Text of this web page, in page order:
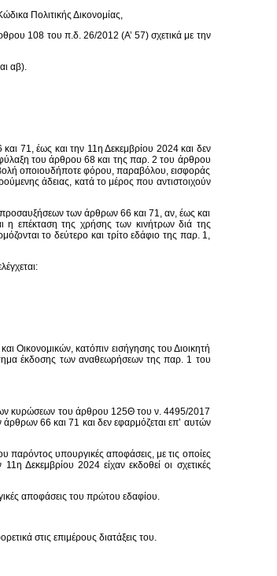
Πολιτικής Δικονομίας,
108 του π.δ. 26/2012 (Α’ 57) σχετικά με την
αβ).
71, έως και την 11η Δεκεμβρίου 2024 και δεν
του άρθρου 68 και της παρ. 2 του άρθρου
οποιουδήποτε φόρου, παραβόλου, εισφοράς
άδειας, κατά το μέρος που αντιστοιχούν
των άρθρων 66 και 71, αν, έως και
η επέκταση της χρήσης των κινήτρων διά της
το δεύτερο και τρίτο εδάφιο της παρ. 1,
Οικονομικών, κατόπιν εισήγησης του Διοικητή
έκδοσης των αναθεωρήσεων της παρ. 1 του
κυρώσεων του άρθρου 125Θ του ν. 4495/2017
66 και 71 και δεν εφαρμόζεται επ’ αυτών
παρόντος υπουργικές αποφάσεις, με τις οποίες
Δεκεμβρίου 2024 είχαν εκδοθεί οι σχετικές
αποφάσεις του πρώτου εδαφίου.
στις επιμέρους διατάξεις του.